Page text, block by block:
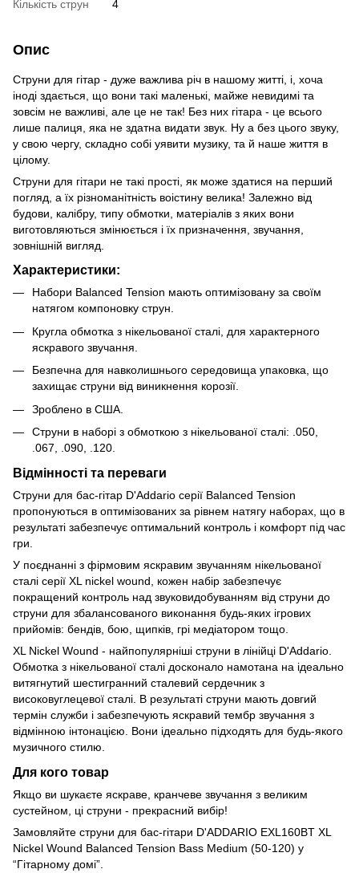
Кількість струн
4
Опис
Струни для гітар - дуже важлива річ в нашому житті, і, хоча
іноді здається, що вони такі маленькі, майже невидимі та
зовсім не важливі, але це не так! Без них гітара - це всього
лише палиця, яка не здатна видати звук. Ну а без цього звуку,
у свою чергу, складно собі уявити музику, та й наше життя в
цілому.
Струни для гітари не такі прості, як може здатися на перший
погляд, а їх різноманітність воістину велика! Залежно від
будови, калібру, типу обмотки, матеріалів з яких вони
виготовляються змінюється і їх призначення, звучання,
зовнішній вигляд.
Характеристики:
Набори Balanced Tension мають оптимізовану за своїм
натягом компоновку струн.
Кругла обмотка з нікельованої сталі, для характерного
яскравого звучання.
Безпечна для навколишнього середовища упаковка, що
захищає струни від виникнення корозії.
Зроблено в США.
Струни в наборі з обмоткою з нікельованої сталі: .050,
.067, .090, .120.
Відмінності та переваги
Струни для бас-гітар D'Addario серії Balanced Tension
пропонуються в оптимізованих за рівнем натягу наборах, що в
результаті забезпечує оптимальний контроль і комфорт під час
гри.
У поєднанні з фірмовим яскравим звучанням нікельованої
сталі серії XL nickel wound, кожен набір забезпечує
покращений контроль над звуковидобуванням від струни до
струни для збалансованого виконання будь-яких ігрових
прийомів: бендів, бою, щипків, грі медіатором тощо.
XL Nickel Wound - найпопулярніші струни в лінійці D'Addario.
Обмотка з нікельованої сталі досконало намотана на ідеально
витягнутий шестигранний сталевий сердечник з
високовуглецевої сталі. В результаті струни мають довгий
термін служби і забезпечують яскравий тембр звучання з
відмінною інтонацією. Вони ідеально підходять для будь-якого
музичного стилю.
Для кого товар
Якщо ви шукаєте яскраве, кранчеве звучання з великим
сустейном, ці струни - прекрасний вибір!
Замовляйте струни для бас-гітари D'ADDARIO EXL160BT XL
Nickel Wound Balanced Tension Bass Medium (50-120) у
“Гітарному домі”.